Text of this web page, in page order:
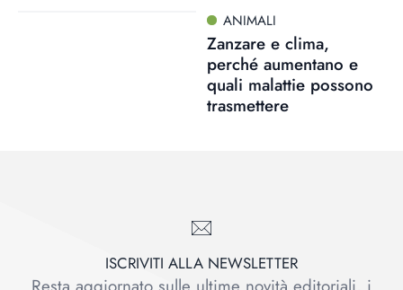
ANIMALI
Zanzare e clima,
perché aumentano e
quali malattie possono
trasmettere
ISCRIVITI ALLA NEWSLETTER